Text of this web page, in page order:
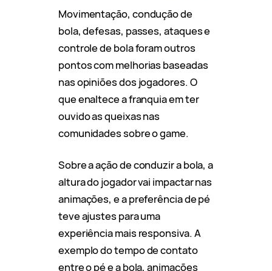
Movimentação, condução de
bola, defesas, passes, ataques e
controle de bola foram outros
pontos com melhorias baseadas
nas opiniões dos jogadores. O
que enaltece a franquia em ter
ouvido as queixas nas
comunidades sobre o game.
Sobre a ação de conduzir a bola, a
altura do jogador vai impactar nas
animações, e a preferência de pé
teve ajustes para uma
experiência mais responsiva. A
exemplo do tempo de contato
entre o pé e a bola, animações